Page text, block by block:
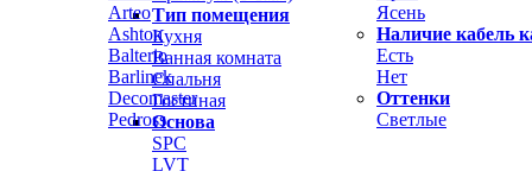
Arteo
Ashton
Balterio
Barlinek
Decomaster
Pedross
Ясень
Наличие кабель
Есть
Нет
Оттенки
Светлые
Тип помещения
Кухня
Ванная комната
Спальня
Гостиная
Основа
SPC
LVT